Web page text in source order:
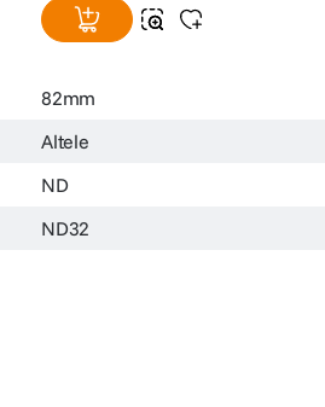
82mm
Altele
ND
ND32